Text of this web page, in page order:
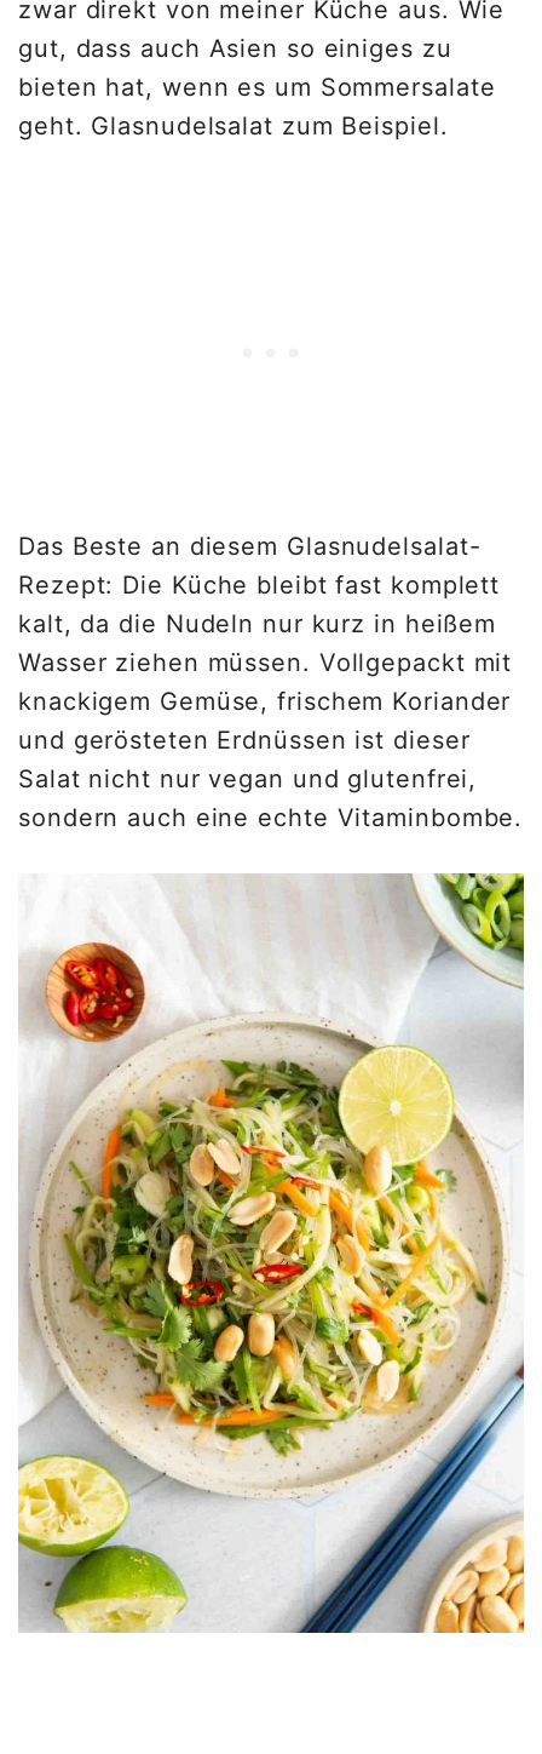
zwar direkt von meiner Küche aus. Wie
gut, dass auch Asien so einiges zu
bieten hat, wenn es um Sommersalate
geht. Glasnudelsalat zum Beispiel.
Das Beste an diesem Glasnudelsalat-
Rezept: Die Küche bleibt fast komplett
kalt, da die Nudeln nur kurz in heißem
Wasser ziehen müssen. Vollgepackt mit
knackigem Gemüse, frischem Koriander
und gerösteten Erdnüssen ist dieser
Salat nicht nur vegan und glutenfrei,
sondern auch eine echte Vitaminbombe.